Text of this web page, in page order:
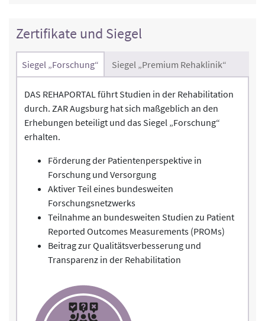
Zertifikate und Siegel
Siegel „Forschung“ Siegel „Premium Rehaklinik“
DAS REHAPORTAL führt Studien in der Rehabilitation
durch. ZAR Augsburg hat sich maßgeblich an den
Erhebungen beteiligt und das Siegel „Forschung“
erhalten.
Förderung der Patientenperspektive in
Forschung und Versorgung
Aktiver Teil eines bundesweiten
Forschungsnetzwerks
Teilnahme an bundesweiten Studien zu Patient
Reported Outcomes Measurements (PROMs)
Beitrag zur Qualitätsverbesserung und
Transparenz in der Rehabilitation